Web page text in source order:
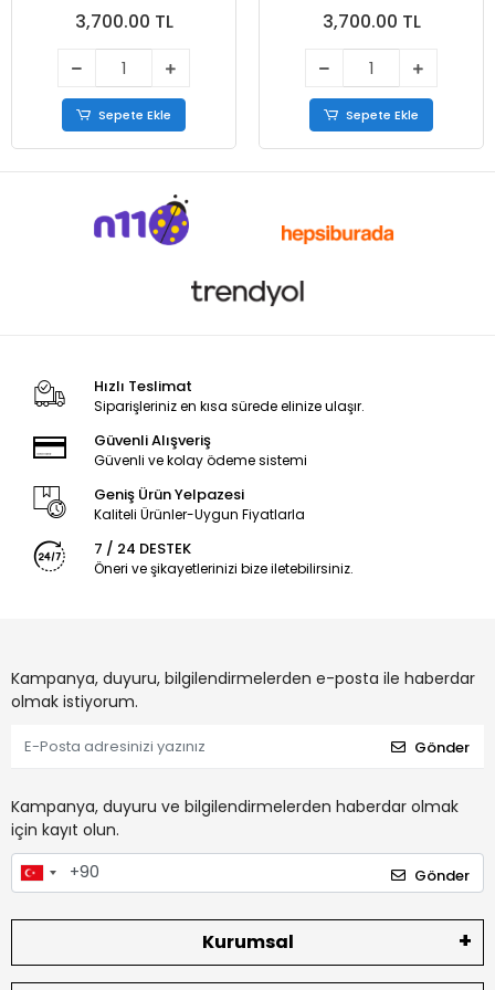
3,700.00 TL
Sepete Ekle
3,700.00 TL
Sepete Ekle
Hızlı Teslimat
Siparişleriniz en kısa sürede elinize ulaşır.
Güvenli Alışveriş
Güvenli ve kolay ödeme sistemi
Geniş Ürün Yelpazesi
Kaliteli Ürünler-Uygun Fiyatlarla
7 / 24 DESTEK
Öneri ve şikayetlerinizi bize iletebilirsiniz.
Kampanya, duyuru, bilgilendirmelerden e-posta ile haberdar
olmak istiyorum.
Gönder
Kampanya, duyuru ve bilgilendirmelerden haberdar olmak
için kayıt olun.
Gönder
Kurumsal